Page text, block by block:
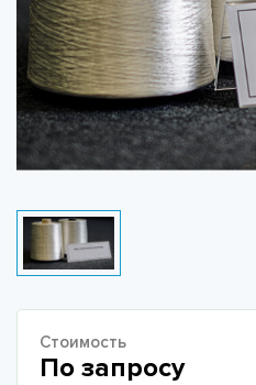
Стоимость
По запросу